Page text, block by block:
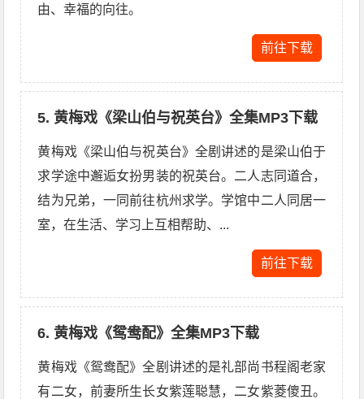
由、幸福的向往。
前往下载
5. 黄梅戏《梁山伯与祝英台》全集MP3下载
黄梅戏《梁山伯与祝英台》全剧讲述的是梁山伯于
求学途中邂逅女扮男装的祝英台。二人志同道合，
结为兄弟，一同前往杭州求学。学馆中二人同居一
室，在生活、学习上互相帮助、...
前往下载
6. 黄梅戏《鸳鸯配》全集MP3下载
黄梅戏《鸳鸯配》全剧讲述的是礼部尚书程阁老家
有二女，前妻所生长女紫莲聪慧，二女紫菱傻丑。